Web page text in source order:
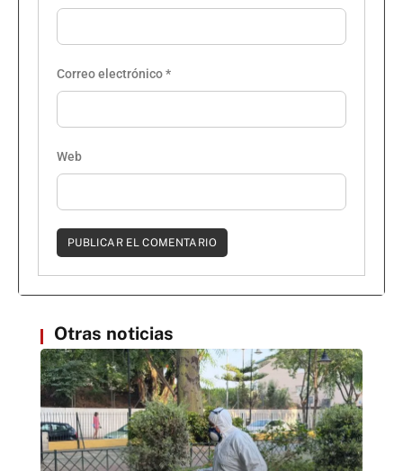
Correo electrónico*
Web
Otras noticias